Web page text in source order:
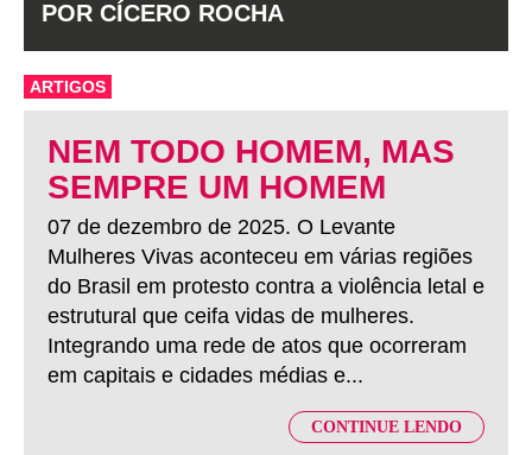
POR CÍCERO ROCHA
ARTIGOS
NEM TODO HOMEM, MAS
SEMPRE UM HOMEM
07 de dezembro de 2025. O Levante
Mulheres Vivas aconteceu em várias regiões
do Brasil em protesto contra a violência letal e
estrutural que ceifa vidas de mulheres.
Integrando uma rede de atos que ocorreram
em capitais e cidades médias e...
CONTINUE LENDO